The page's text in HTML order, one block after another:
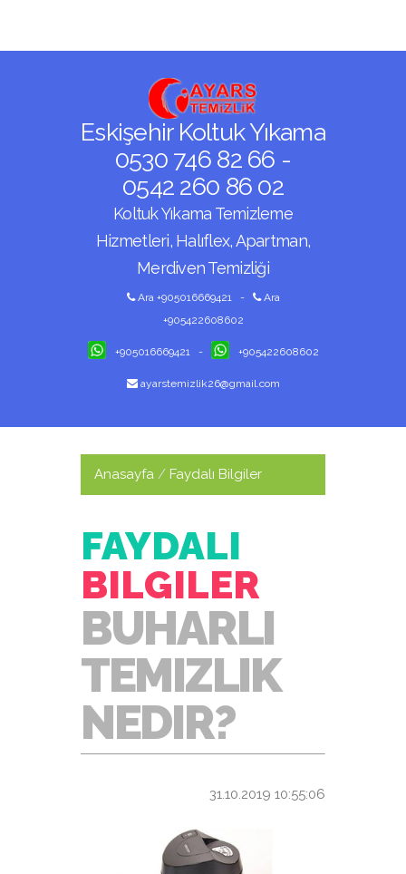
Eskişehir Koltuk Yıkama
0530 746 82 66 -
0542 260 86 02
Koltuk Yıkama Temizleme
Hizmetleri, Halıflex, Apartman,
Merdiven Temizliği
Ara +905016669421-
Ara
+905422608602
+905016669421- +905422608602
ayarstemizlik26@gmail.com
Anasayfa Faydalı Bilgiler
FAYDALI
BILGILER
BUHARLI
TEMIZLIK
NEDIR?
31.10.2019 10:55:06